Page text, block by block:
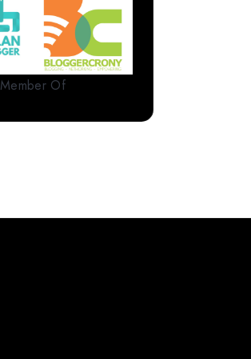
Member Of